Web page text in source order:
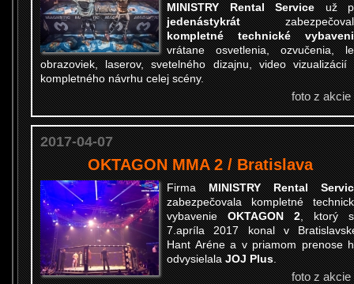
MINISTRY Rental Serviceuž
jedenástykrát
kompletné technické
vrátane osvetlenia, ozvučenia,
obrazoviek, laserov, svetelného dizajnu, video vizualizácií
kompletného návrhu celej scény.
foto z akcie
2017-04-07
OKTAGON MMA 2 / Bratislava
FirmaMINISTRY Rental
zabezpečovala kompletné
vybavenieOKTAGON 2, ktorý
7.apríla 2017 konal v
Hant Aréne a v priamom prenose
odvysielalaJOJ Plus.
foto z akcie